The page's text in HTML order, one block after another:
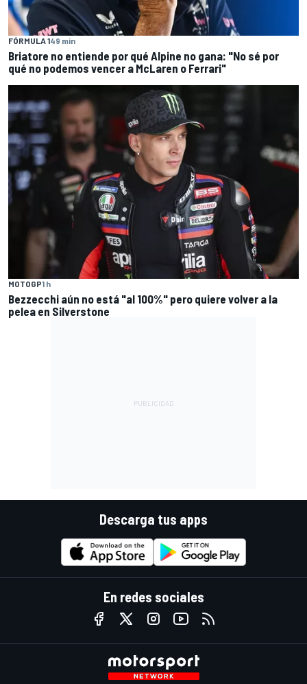
FÓRMULA 149 min
Briatore no entiende por qué Alpine no gana: "No sé por
qué no podemos vencer a McLaren o Ferrari"
MOTOGP1 h
Bezzecchi aún no está "al 100%" pero quiere volver a la
pelea en Silverstone
Descarga tus apps
En redes sociales